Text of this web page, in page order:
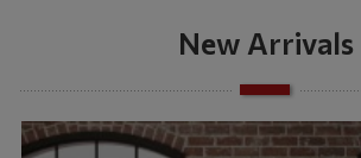
New Arrivals